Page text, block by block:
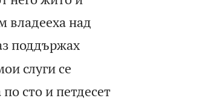
владееха над
поддържах
слуги се
сто и петдесет